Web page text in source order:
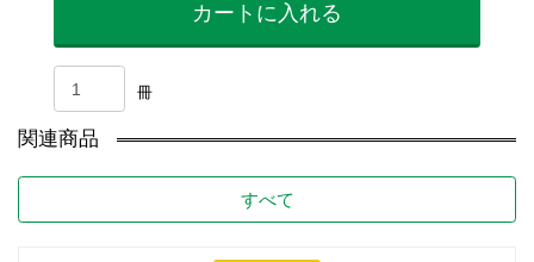
カートに入れる
冊
関連商品
すべて